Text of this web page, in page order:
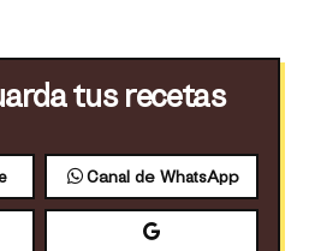
tus recetas
Canal de WhatsApp